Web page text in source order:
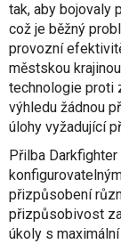
tak, aby bojovaly
což je běžný
provozní
městskou
technologie proti
výhledu žádnou
úlohy vyžadující
Přilba
přizpůsobení
přizpůsobivost
úkoly s